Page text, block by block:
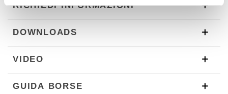
RICHIEDI INFORMAZIONI
DOWNLOADS
VIDEO
GUIDA BORSE